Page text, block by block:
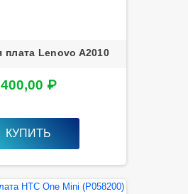
плата Lenovo A2010
400,00 ₽
КУПИТЬ